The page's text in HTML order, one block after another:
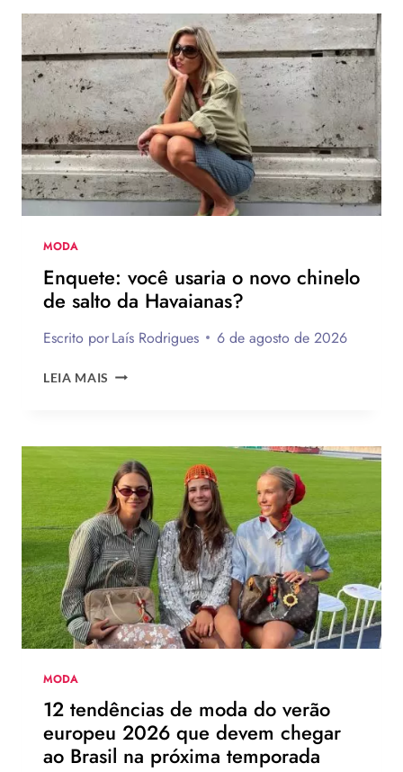
MODA
Enquete: você usaria o novo chinelo
de salto da Havaianas?
Escrito porLaís Rodrigues 6 de agosto de 2026
LEIA MAIS ENQUETE:
NOVO
CHINELO
DE
SALTO
DA
HAVAIANAS?
MODA
12 tendências de moda do verão
europeu 2026 que devem chegar
ao Brasil na próxima temporada